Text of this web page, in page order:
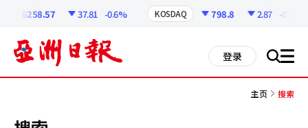
6258.57 37.81 -0.6% KOSDAQ 798.8 2.87 -0.36%
登录 搜 all
主页 搜索